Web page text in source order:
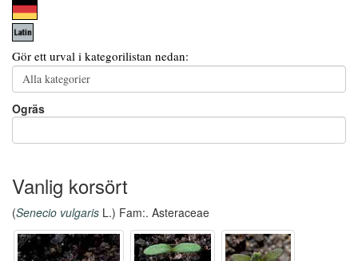
Gör ett urval i kategorilistan nedan:
Ogräs
Vanlig korsört
(Senecio vulgaris L.) Fam:. Asteraceae